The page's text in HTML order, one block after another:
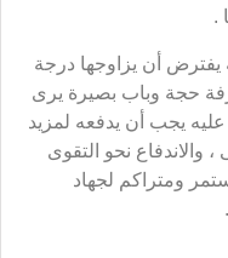
.
يفترض أن يزاوجها درجة
حجة وباب بصيرة يرى
يجب أن يدفعه لمزيد
والاندفاع نحو التقوى
ومتراكم لجهاد